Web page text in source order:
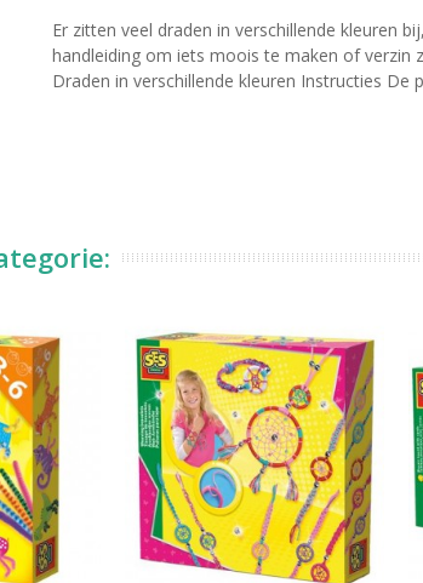
Er zitten veel draden in verschillende kleuren
handleiding om iets moois te maken of verzin
Draden in verschillende kleuren Instructies De